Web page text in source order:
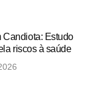
Candiota: Estudo
riscos à saúde